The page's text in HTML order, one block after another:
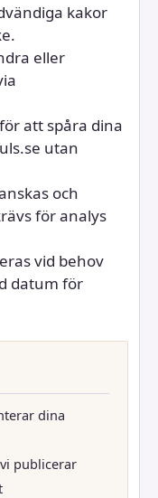
kakor
eller
att spåra dina
utan
och
för analys
vid behov
datum för
dina
publicerar